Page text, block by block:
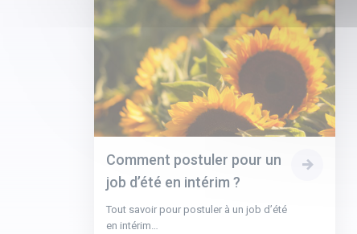
Comment postuler pour un
job d’été en intérim ?
Tout savoir pour postuler à un job d’été
en intérim…